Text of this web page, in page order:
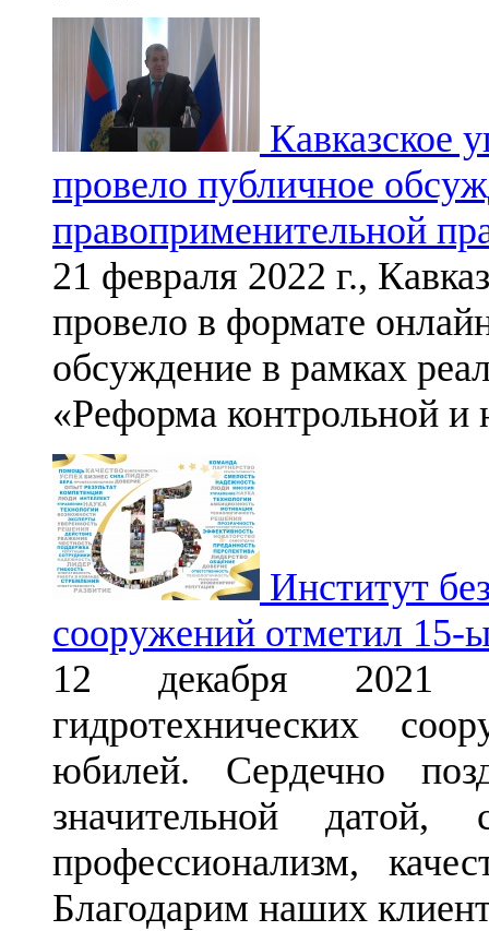
Кавказское
провело публичное
правоприменительной
21 февраля 2022 г.,
провело в формате
обсуждение в рамках
«Реформа контрольной и
Институт
сооружений отметил 15-
12 декабря 2021
гидротехнических
юбилей. Сердечно
значительной
профессионализм,
Благодарим наших